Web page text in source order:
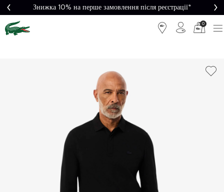
Знижка 10% на перше замовлення після реєстрації*
0
Безкоштовна
доставка від